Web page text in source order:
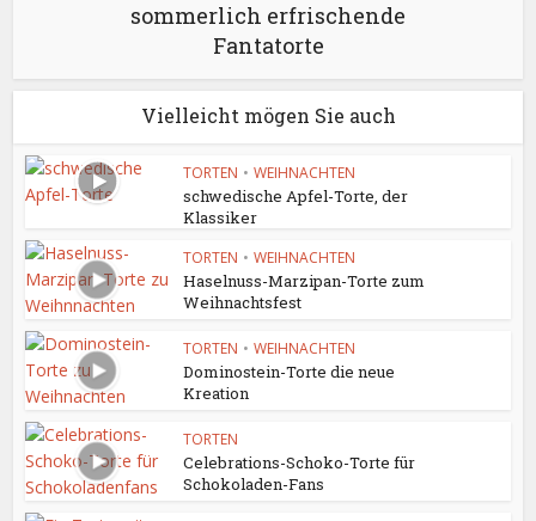
sommerlich erfrischende
Fantatorte
Vielleicht mögen Sie auch
TORTEN • WEIHNACHTEN
schwedische Apfel-Torte, der
Klassiker
TORTEN • WEIHNACHTEN
Haselnuss-Marzipan-Torte zum
Weihnachtsfest
TORTEN • WEIHNACHTEN
Dominostein-Torte die neue
Kreation
TORTEN
Celebrations-Schoko-Torte für
Schokoladen-Fans